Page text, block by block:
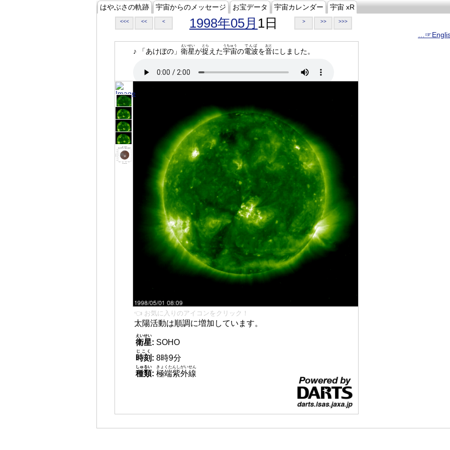
はやぶさの軌跡 宇宙からのメッセージ お宝データ 宇宙カレンダー 宇宙 xR
<<< << < 1998年05月 1日 > >> >>>
♪ 「あけぼの」 衛星
えいせい
が捉
とら
えた宇宙
うちゅう
の電波
でんぱ
を音
おと
にしました。
👈 お気に入りのアイコンをクリック！
太陽活動は順調に増加しています。
衛星
えいせい
: SOHO
時刻
じこく
: 8時9分
種類
しゅるい
: 極端紫外線
きょくたんしがいせん